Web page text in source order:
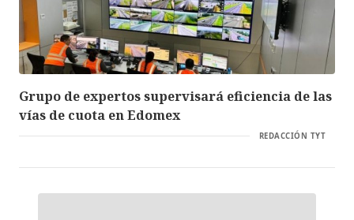
Grupo de expertos supervisará eficiencia de las
vías de cuota en Edomex
REDACCIÓN TYT